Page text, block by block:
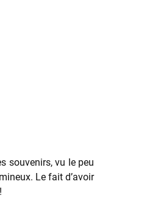
souvenirs, vu le peu
Le fait d’avoir